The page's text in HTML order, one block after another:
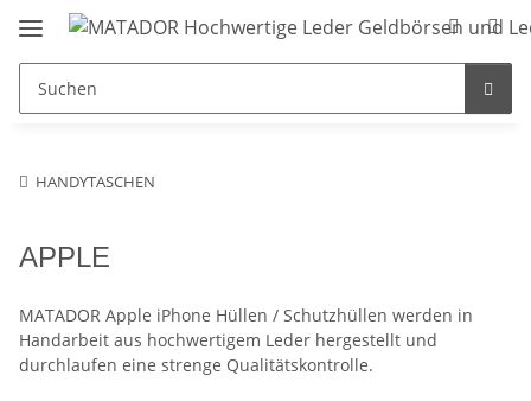
HANDYTASCHEN
APPLE
MATADOR Apple iPhone Hüllen / Schutzhüllen werden in
Handarbeit aus hochwertigem Leder hergestellt und
durchlaufen eine strenge Qualitätskontrolle.